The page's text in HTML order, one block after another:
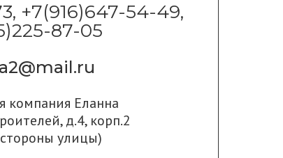
+7(916)647-54-49,
87-05
компания Еланна
д.4, корп.2
улицы)